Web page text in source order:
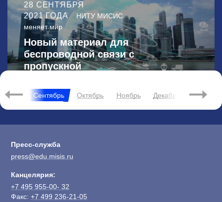
Август Сентябрь Октябрь Ноябрь Декабрь
28 СЕНТЯБРЯ
2021 ГОДА
НИТУ МИСИС
меняет мир
Новый материал для
беспроводной связи с
пропускной
Пресс-служба
press@edu.misis.ru
Канцелярия:
+7 495 955-00- 32
Факс: +7 499 236-21-05